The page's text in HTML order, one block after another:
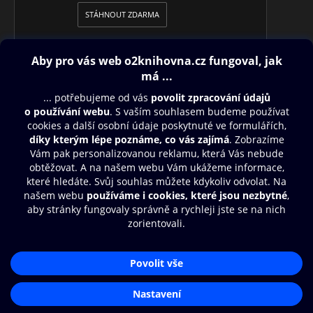
STÁHNOUT ZDARMA
Obsah ke stažení
Moje O2 Knihovna
Další zábava
© O2 Czech Republic a.s.
Zásady zpracování osobních údajůAplikace O2 Knihovna
Čti a poslouchej své e-knihy a
audioknihy rychleji a pohodlněji.